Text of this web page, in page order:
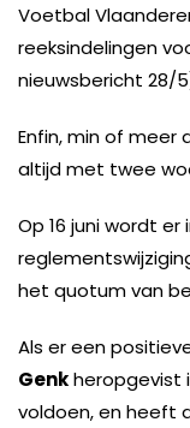
Voetbal
reeksindelingen
nieuwsbericht 28/
Enfin, min of meer
altijd met twee
Op 16 juni wordt
het quotum van
Als er een
Genkheropgevist
voldoen, en heeft